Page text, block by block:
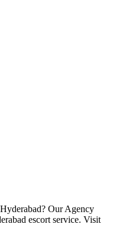
Our Agency
escort service. Visit